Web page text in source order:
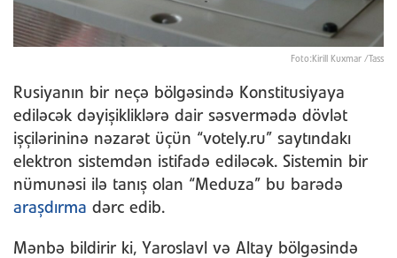
Foto:Kirill Kuxmar /Tass
Rusiyanın bir neçə bölgəsində Konstitusiyaya
ediləcək dəyişikliklərə dair səsvermədə dövlət
işçilərininə nəzarət üçün “votely.ru” saytındakı
elektron sistemdən istifadə ediləcək. Sistemin bir
nümunəsi ilə tanış olan “Meduza” bu barədə
araşdırma dərc edib.
Mənbə bildirir ki, Yaroslavl və Altay bölgəsində